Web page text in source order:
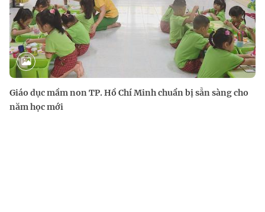
Giáo dục mầm non TP. Hồ Chí Minh chuẩn bị sẵn sàng cho
năm học mới